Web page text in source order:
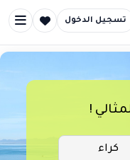
تسجيل الدخول
!
كراء